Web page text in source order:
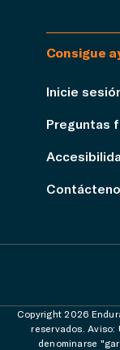
Consigue
Inicie
Preguntas
Copyright 2026
reservados. Aviso:
denominarse